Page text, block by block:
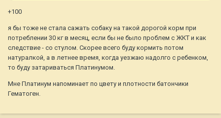
+100
я бы тоже не стала сажать собаку на такой дорогой корм при
потреблении 30 кг в месяц, если бы не было проблем с ЖКТ и как
следствие - со стулом. Скорее всего буду кормить потом
натуралкой, а в летнее время, когда уезжаю надолго с ребенком,
то буду затариваться Платинумом.
Мне Платинум напоминает по цвету и плотности батончики
Гематоген.